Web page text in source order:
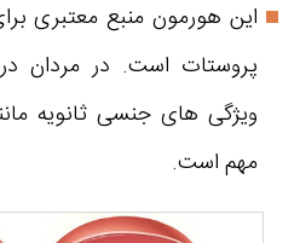
این هورمون منبع معتبری
پروستات است. در مردان
ویژگی های جنسی ثانویه
مهم است.